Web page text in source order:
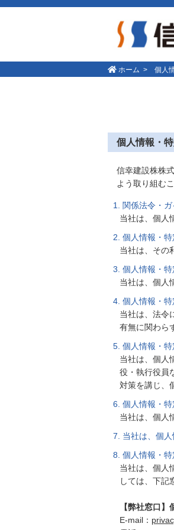
ホーム 個人
個人情報・
信幸建設株株
よう取り組む
関係法令・
当社は、個人
個人情報・
当社は、その
個人情報・
当社は、個人
個人情報・
当社は、法令
有無に関わら
個人情報・
当社は、個人
役・執行役員
対策を講じ、
個人情報・
当社は、個人
当社は、個
個人情報・
当社は、個人
しては、下記
【弊社窓口】
E-mail：